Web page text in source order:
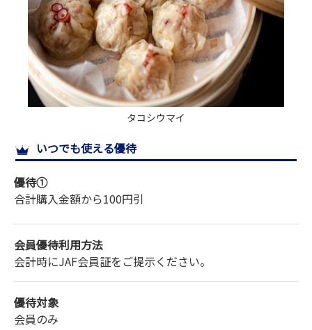
マイページ
会員優待のご利用方法
サイトマップ
タコシウマイ
いつでも使える優待
優待①
合計購入金額から100円引
会員優待利用方法
会計時にJAF会員証をご提示ください。
優待対象
会員のみ